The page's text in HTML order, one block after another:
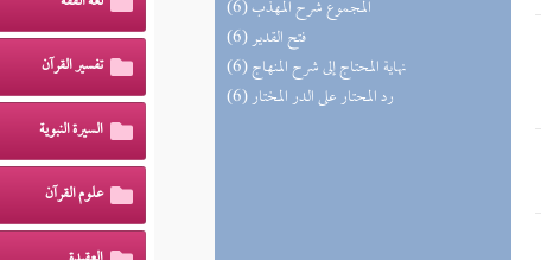
(6) المجموع شرح المهذب
(6) فتح القدير
(6) نهاية المحتاج إلى شرح المنهاج
(6) رد المحتار على الدر المختار
تفسير القرآن
السيرة النبوية
علوم القرآن